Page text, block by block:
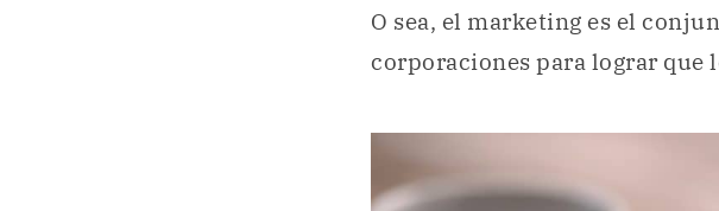
O sea, el marketing es el
corporaciones para lograr que